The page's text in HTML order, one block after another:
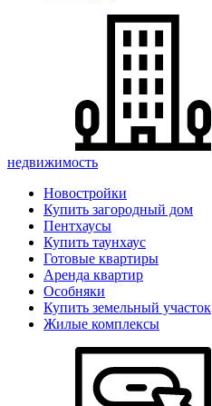
недвижимость
Новостройки
Купить загородный дом
Пентхаусы
Купить таунхаус
Готовые квартиры
Аренда квартир
Особняки
Купить земельный участок
Жилые комплексы